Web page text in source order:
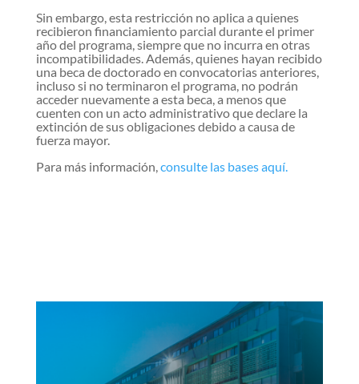
Sin embargo, esta restricción no aplica a quienes
recibieron financiamiento parcial durante el primer
año del programa, siempre que no incurra en otras
incompatibilidades. Además, quienes hayan recibido
una beca de doctorado en convocatorias anteriores,
incluso si no terminaron el programa, no podrán
acceder nuevamente a esta beca, a menos que
cuenten con un acto administrativo que declare la
extinción de sus obligaciones debido a causa de
fuerza mayor.
Para más información,consulte las bases aquí.